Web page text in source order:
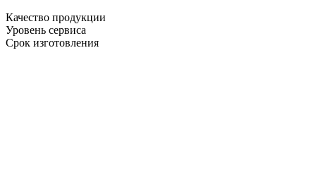
Качество продукции
Уровень сервиса
Срок изготовления